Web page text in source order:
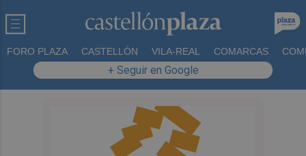
FORO PLAZA CASTELLÓN VILA-REAL COMARCAS
+ Seguir en Google